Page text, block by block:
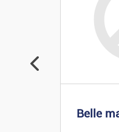
Electroménager
Brico/jardin
à l'ombre